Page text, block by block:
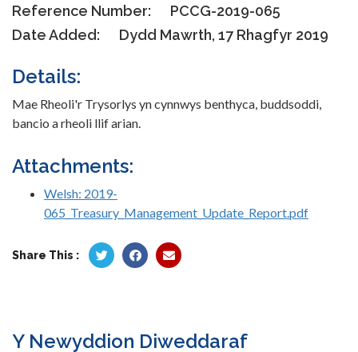
Reference Number:
PCCG-2019-065
Date Added:
Dydd Mawrth, 17 Rhagfyr 2019
Details:
Mae Rheoli'r Trysorlys yn cynnwys benthyca, buddsoddi,
bancio a rheoli llif arian.
Attachments:
Welsh: 2019-
065_Treasury_Management_Update_Report.pdf
Share This :
Y Newyddion Diweddaraf